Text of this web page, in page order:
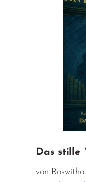
Das stille
von